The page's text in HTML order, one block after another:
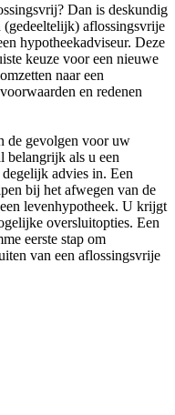
Dan is deskundig
(gedeeltelijk) aflossingsvrije
hypotheekadviseur. Deze
keuze voor een nieuwe
naar een
en redenen
de gevolgen voor uw
belangrijk als u een
advies in. Een
bij het afwegen van de
levenhypotheek. U krijgt
oversluitopties. Een
eerste stap om
van een aflossingsvrije